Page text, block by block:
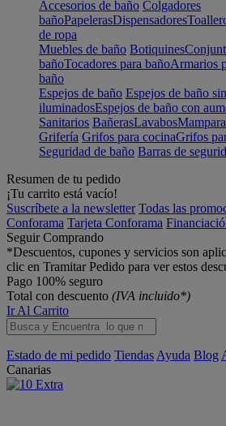
Accesorios de baño Colgadores
bañoPapelerasDispensadores
de ropa
Muebles de baño Botiquines
bañoTocadores para bañoArmarios
baño
Espejos de baño Espejos de baño
iluminadosEspejos de baño con
Sanitarios BañerasLavabos
Grifería Grifos para cocinaGrifos
Seguridad de baño Barras de
Resumen de tu pedido
¡Tu carrito está vacío!
Suscríbete a la newsletter Todas las
Conforama Tarjeta Conforama
Seguir Comprando
*Descuentos, cupones y servicios son
clic en Tramitar Pedido para ver estos
Pago 100% seguro
Total con descuento (IVA incluido*)
Ir Al Carrito
Estado de mi pedido Tiendas Ayuda Blog
Canarias